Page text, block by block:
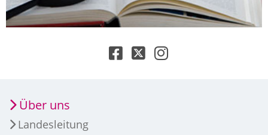
Über uns
Landesleitung